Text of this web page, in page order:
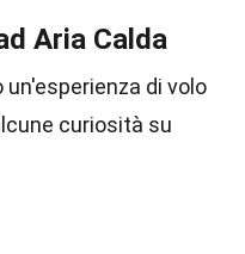
Aria Calda
di volo
curiosità su